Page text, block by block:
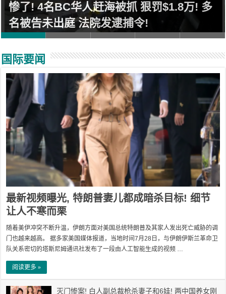
惨了! 4名BC华人赶海被抓 狠罚$1.8万! 多
名被告未出庭 法院发逮捕令!
国际要闻
最新视频曝光, 特朗普妻儿都成暗杀目标! 细节
让人不寒而栗
随着美伊冲突不断升温，伊朗方面对美国总统特朗普及其家人发出死亡威胁的调
门也越来越高。 据多家美国媒体报道，当地时间7月28日，与伊朗伊斯兰革命卫
队关系密切的塔斯尼姆通讯社发布了一段由人工智能生成的视频 …
阅读更多 »
灭门惨案! 白人副总裁枪杀妻子和6娃! 两中国养女刚